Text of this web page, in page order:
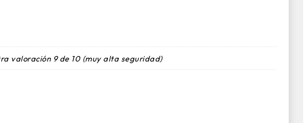
valoración 9 de 10 (muy alta seguridad)